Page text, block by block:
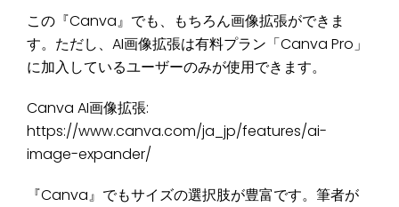
この『Canva』でも、もちろん画像拡張ができま
す。ただし、AI画像拡張は有料プラン「Canva Pro」
に加入しているユーザーのみが使用できます。
Canva AI画像拡張:
https://www.canva.com/ja_jp/features/ai-
image-expander/
『Canva』でもサイズの選択肢が豊富です。筆者が